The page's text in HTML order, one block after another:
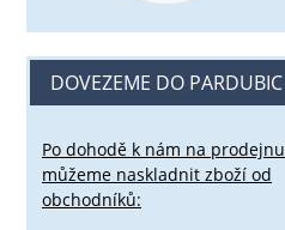
DOVEZEME DO PARDUBIC
Po dohodě k nám na prodejnu
můžeme naskladnit zboží od
obchodníků: